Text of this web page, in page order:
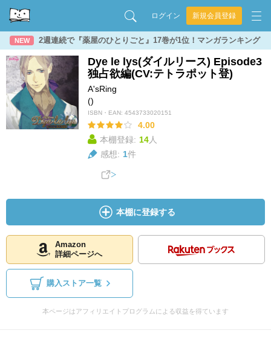
ログイン 新規会員登録
NEW 2週連続で『薬屋のひとりごと』17巻が1位！マンガランキング
Dye le lys(ダイルリース) Episode3
独占欲編(CV:テトラポット登)
A'sRing
()
ISBN・EAN: 4543733020151
4.00
本棚登録: 14人
感想: 1件
本棚に登録する
Amazon
詳細ページへ
購入ストア一覧
本ページはアフィリエイトプログラムによる収益を得ています